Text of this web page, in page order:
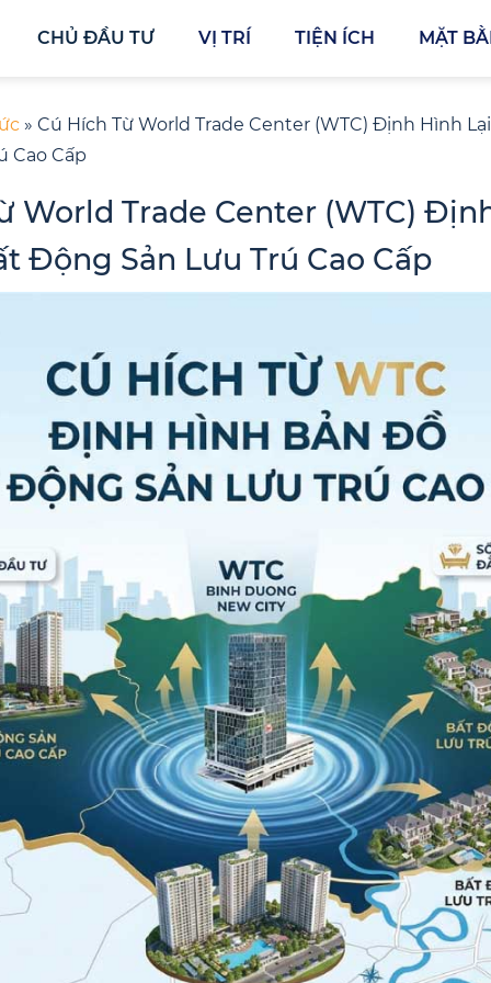
CHỦ ĐẦU TƯ VỊ TRÍ TIỆN ÍCH MẶT
» Cú Hích Từ World Trade Center (WTC) Định Hình
Cao Cấp
World Trade Center (WTC)
Động Sản Lưu Trú Cao Cấp